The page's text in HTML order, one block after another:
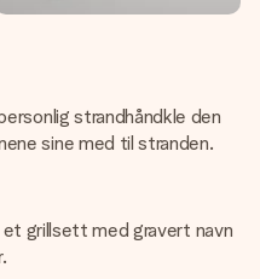
strandhåndkle den
sine med til stranden.
grillsett med gravert navn